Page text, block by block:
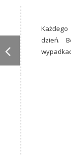
dzień.